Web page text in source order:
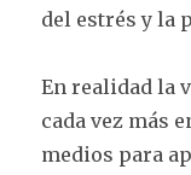
del estrés y la
En realidad la
cada vez más
medios para